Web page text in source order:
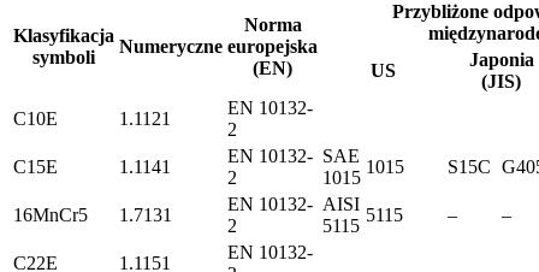
Klasyfikacja
symboli
Numeryczne
Norma
europejska
(EN)
Przybliżone
US
Japonia
(JIS)
C10E
1.1121
EN 10132-
2
C15E
1.1141
EN 10132-
2
SAE
1015
1015 S15C
16MnCr5 1.7131
EN 10132-
2
AISI
5115
5115 – –
C22E 1.1151
EN 10132-